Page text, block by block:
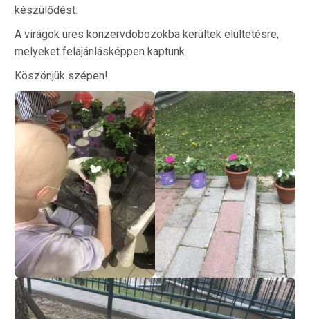
készülődést.
A virágok üres konzervdobozokba kerültek elültetésre,
melyeket felajánlásképpen kaptunk.
Köszönjük szépen!